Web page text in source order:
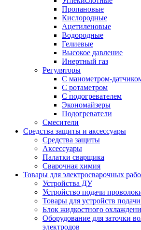
Пропановые
Кислородные
Ацетиленовые
Водородные
Гелиевые
Высокое давление
Инертный газ
Регуляторы
С манометром-
С ротаметром
С подогревателем
Экономайзеры
Подогреватели
Смесители
Средства защиты и аксессуары
Средства защиты
Аксессуары
Палатки сварщика
Сварочная химия
Товары для электросварочных
Устройства ДУ
Устройство подачи
Товары для устройств
Блок жидкостного
Оборудование для заточки
электродов